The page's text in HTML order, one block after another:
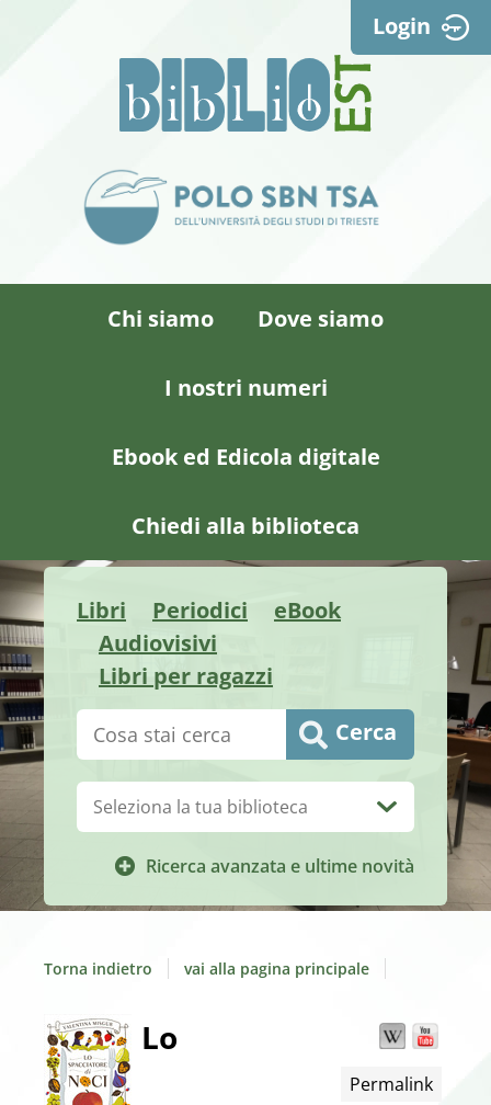
Login
Chi siamo Dove siamo
I nostri numeri
Ebook ed Edicola digitale
Chiedi alla biblioteca
Libri Periodici
eBook
Audiovisivi
Libri per ragazzi
Cerca su "Catalogo" Cerca
Ricerca avanzata e ultime novità
Biblioteca:
Torna indietro vai alla pagina principale
Dettaglio
Wikipedia
Permalink
Lo